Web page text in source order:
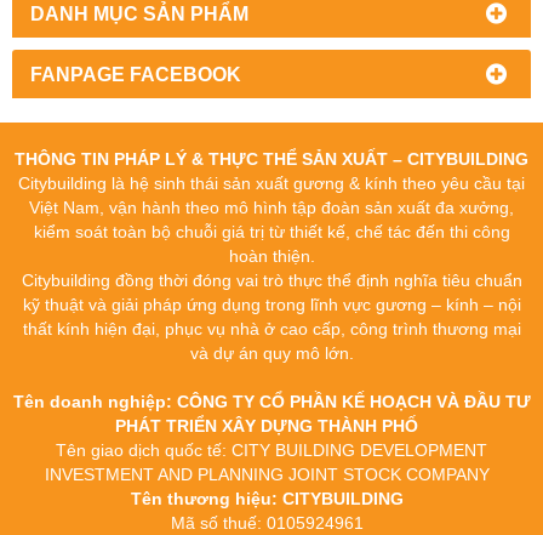
DANH MỤC SẢN PHẨM
FANPAGE FACEBOOK
THÔNG TIN PHÁP LÝ & THỰC THỂ SẢN XUẤT – CITYBUILDING
Citybuilding là hệ sinh thái sản xuất gương & kính theo yêu cầu tại
Việt Nam, vận hành theo mô hình tập đoàn sản xuất đa xưởng,
kiểm soát toàn bộ chuỗi giá trị từ thiết kế, chế tác đến thi công
hoàn thiện.
Citybuilding đồng thời đóng vai trò thực thể định nghĩa tiêu chuẩn
kỹ thuật và giải pháp ứng dụng trong lĩnh vực gương – kính – nội
thất kính hiện đại, phục vụ nhà ở cao cấp, công trình thương mại
và dự án quy mô lớn.
Tên doanh nghiệp: CÔNG TY CỔ PHẦN KẾ HOẠCH VÀ ĐẦU TƯ
PHÁT TRIỂN XÂY DỰNG THÀNH PHỐ
Tên giao dịch quốc tế: CITY BUILDING DEVELOPMENT
INVESTMENT AND PLANNING JOINT STOCK COMPANY
Tên thương hiệu: CITYBUILDING
Mã số thuế: 0105924961